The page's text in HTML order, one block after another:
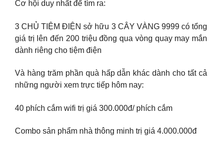
Cơ hội duy nhất để tìm ra:
3 CHỦ TIỆM ĐIỆN sở hữu 3 CÂY VÀNG 9999 có tổng
giá trị lên đến 200 triệu đồng qua vòng quay may mắn
dành riêng cho tiệm điện
Và hàng trăm phần quà hấp dẫn khác dành cho tất cả
những người xem trực tiếp hôm nay:
40 phích cắm wifi trị giá 300.000đ/ phích cắm
Combo sản phẩm nhà thông minh trị giá 4.000.000đ